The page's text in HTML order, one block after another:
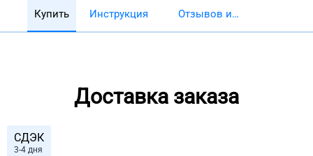
Купить Инструкция
Отзывов и
Доставка заказа
СДЭК
3-4 дня